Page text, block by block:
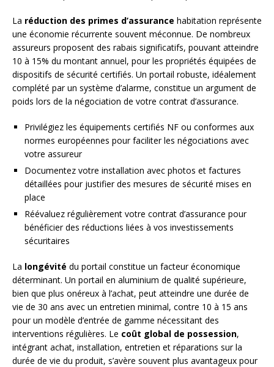
La réduction des primes d’assurance habitation représente
une économie récurrente souvent méconnue. De nombreux
assureurs proposent des rabais significatifs, pouvant atteindre
10 à 15% du montant annuel, pour les propriétés équipées de
dispositifs de sécurité certifiés. Un portail robuste, idéalement
complété par un système d’alarme, constitue un argument de
poids lors de la négociation de votre contrat d’assurance.
Privilégiez les équipements certifiés NF ou conformes aux
normes européennes pour faciliter les négociations avec
votre assureur
Documentez votre installation avec photos et factures
détaillées pour justifier des mesures de sécurité mises en
place
Réévaluez régulièrement votre contrat d’assurance pour
bénéficier des réductions liées à vos investissements
sécuritaires
La longévité du portail constitue un facteur économique
déterminant. Un portail en aluminium de qualité supérieure,
bien que plus onéreux à l’achat, peut atteindre une durée de
vie de 30 ans avec un entretien minimal, contre 10 à 15 ans
pour un modèle d’entrée de gamme nécessitant des
interventions régulières. Le coût global de possession,
intégrant achat, installation, entretien et réparations sur la
durée de vie du produit, s’avère souvent plus avantageux pour